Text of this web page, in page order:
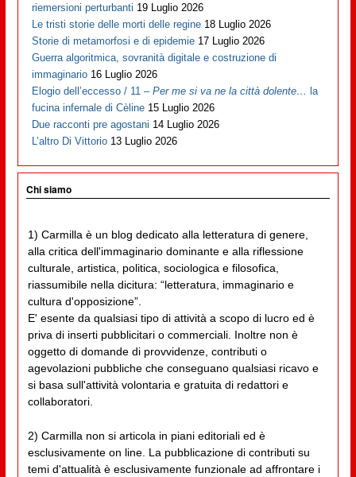
riemersioni perturbanti 19 Luglio 2026
Le tristi storie delle morti delle regine 18 Luglio 2026
Storie di metamorfosi e di epidemie 17 Luglio 2026
Guerra algoritmica, sovranità digitale e costruzione di
immaginario 16 Luglio 2026
Elogio dell’eccesso / 11 –Per me si va ne la città dolente… la
fucina infernale di Cèline 15 Luglio 2026
Due racconti pre agostani 14 Luglio 2026
L’altro Di Vittorio 13 Luglio 2026
Chi siamo
1) Carmilla è un blog dedicato alla letteratura di genere,
alla critica dell'immaginario dominante e alla riflessione
culturale, artistica, politica, sociologica e filosofica,
riassumibile nella dicitura: “letteratura, immaginario e
cultura d'opposizione”.
E' esente da qualsiasi tipo di attività a scopo di lucro ed è
priva di inserti pubblicitari o commerciali. Inoltre non è
oggetto di domande di provvidenze, contributi o
agevolazioni pubbliche che conseguano qualsiasi ricavo e
si basa sull'attività volontaria e gratuita di redattori e
collaboratori.
2) Carmilla non si articola in piani editoriali ed è
esclusivamente on line. La pubblicazione di contributi su
temi d'attualità è esclusivamente funzionale ad affrontare i